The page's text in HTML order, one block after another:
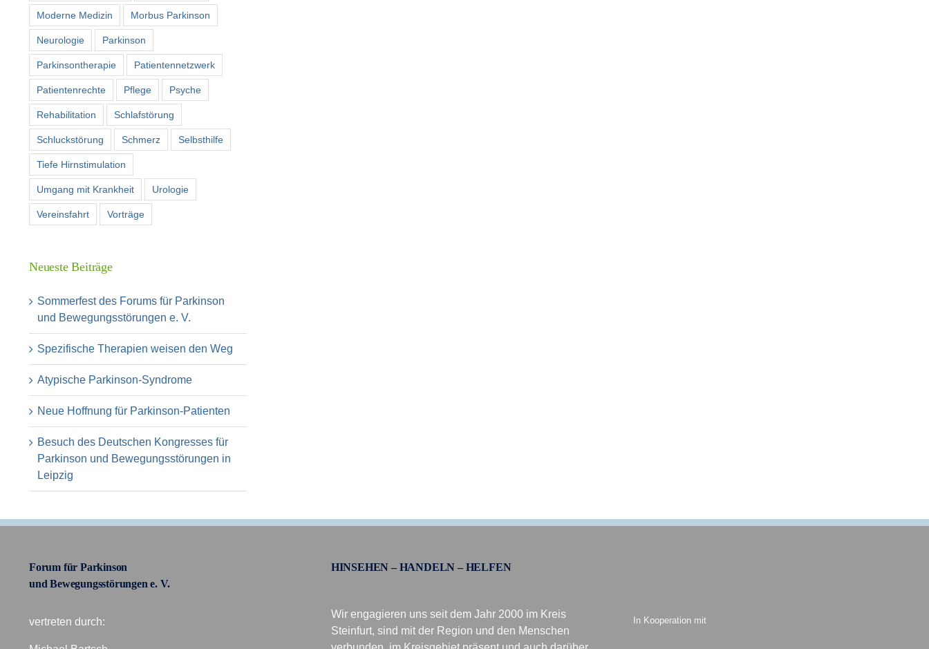
Moderne Medizin Morbus Parkinson
Neurologie Parkinson
Parkinsontherapie Patientennetzwerk
Patientenrechte Pflege Psyche
Rehabilitation Schlafstörung
Schluckstörung Schmerz Selbsthilfe
Tiefe Hirnstimulation
Umgang mit Krankheit Urologie
Vereinsfahrt Vorträge
Neueste Beiträge
Sommerfest des Forums für Parkinson
und Bewegungsstörungen e. V.
Spezifische Therapien weisen den Weg
Atypische Parkinson-Syndrome
Neue Hoffnung für Parkinson-Patienten
Besuch des Deutschen Kongresses für
Parkinson und Bewegungsstörungen in
Leipzig
Forum für Parkinson
und Bewegungsstörungen e. V.
vertreten durch:
HINSEHEN – HANDELN – HELFEN
Wir engagieren uns seit dem Jahr 2000 im Kreis
Steinfurt, sind mit der Region und den Menschen
In Kooperation mit